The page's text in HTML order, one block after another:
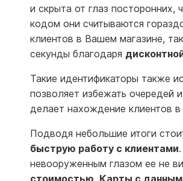
и скрыта от глаз посторонних,
кодом они считываются
клиентов в Вашем магазине,
секунды благодаря
Такие идентификаторы также
позволяет избежать очередей
делает нахождение клиентов
Подводя небольшие итоги
быструю работу с клиентами
невооруженным глазом ее не
стоимостью. Карты с данным